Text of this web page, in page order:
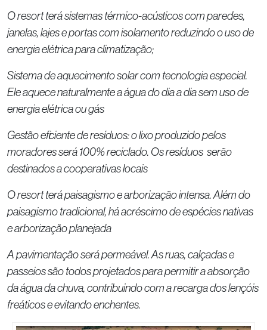
O resort terá sistemas térmico-acústicos com paredes,
janelas, lajes e portas com isolamento reduzindo o uso de
energia elétrica para climatização;
Sistema de aquecimento solar com tecnologia especial.
Ele aquece naturalmente a água do dia a dia sem uso de
energia elétrica ou gás
Gestão eficiente de resíduos: o lixo produzido pelos
moradores será 100% reciclado. Os resíduos serão
destinados a cooperativas locais
O resort terá paisagismo e arborização intensa. Além do
paisagismo tradicional, há acréscimo de espécies nativas
e arborização planejada
A pavimentação será permeável. As ruas, calçadas e
passeios são todos projetados para permitir a absorção
da água da chuva, contribuindo com a recarga dos lençóis
freáticos e evitando enchentes.